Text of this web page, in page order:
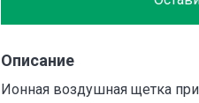
Описание
Ионная воздушная щетка